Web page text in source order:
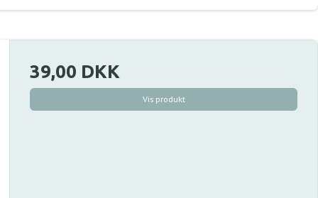
39,00 DKK
Vis produkt